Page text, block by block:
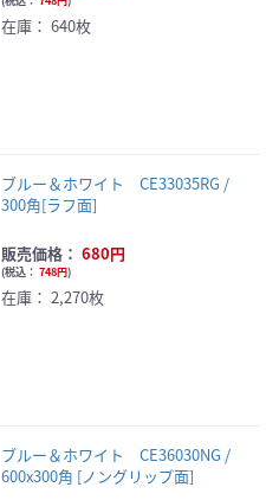
在庫： 640枚
ブルー＆ホワイト CE33035RG /
300角[ラフ面]
販売価格： 680円
(税込： 748円)
在庫： 2,270枚
ブルー＆ホワイト CE36030NG /
600x300角 [ノングリップ面]